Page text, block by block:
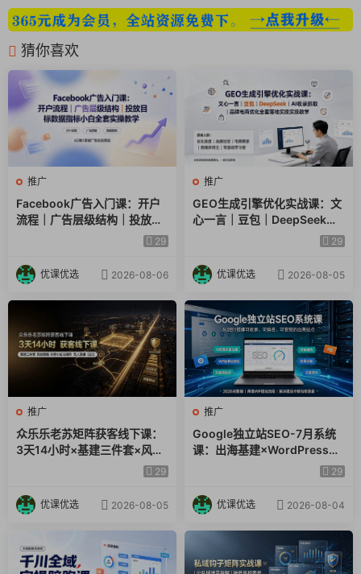
16短视频、商品卡先测品后放大讲解(1).mp4
17全域短视频商品卡、直播间控制流速及常见实操(1).mp4
18全域素材脚本多样化举例及实操讲解(可结合27节深度看)
(1).mp4
19全域素材追投逻辑讲解及标准计划素材测试讲解(1).mp4
16短视频、商品卡先测品后放大讲解(1).mp4
17全域短视频商品卡、直播间控制流速及常见实操(1).mp4
18全域素材脚本多样化举例及实操讲解(可结合27节深度看)
19全域素材追投逻辑讲解及标准计划素材测试讲解(1).mp4
20全域素材衰减掉量可根据巨量云图分析拆解(1).mp4
21全域一键起量玩法及使用场景(1).mp4
22短视频、商品卡新手低预算测品及数据总结(1).mp4
23全域计划几种控流速方式和结合第二节一起看(1).mp4
24全域素材起量的分析和优化拆解数据(1).mp4
25全域控本跑不动如何快速破启动及放量玩法(1).mp4
猜你喜欢
推广
Facebook广告入门课：开户
流程｜广告层级结构｜投放目
标数据指标小白全套实操教学
29
优课优选 2026-08-06
推广
GEO生成引擎优化实战课：文
心一言｜豆包｜DeepSeek｜
AI收录抓取｜品牌电商优化全
29
优课优选 2026-08-05
推广
众乐乐老苏矩阵获客线下课：
3天14小时×基建三件套×风控
策略×抖音小红书矩阵×无人直
29
优课优选 2026-08-05
推广
Google独立站SEO-7月系统
课：出海基建×WordPress建
站×AI内容生产×站内外优化×
Search Console×AdSense
变现
29
优课优选 2026-08-04